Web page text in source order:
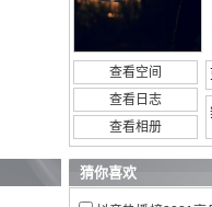
查看空间
查看日志
查看相册
猜你喜欢